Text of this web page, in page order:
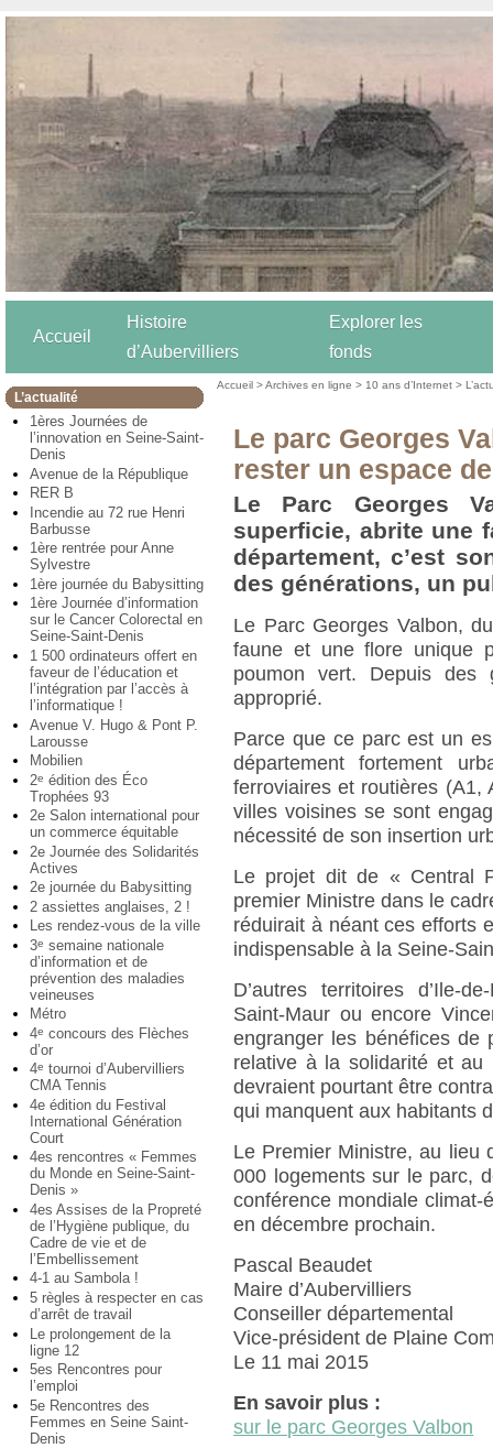
Accueil
Histoire
d’Aubervilliers
Explorer les
fonds
L’actualité
1ères Journées de
l’innovation en Seine-Saint-
Denis
Avenue de la République
RER B
Incendie au 72 rue Henri
Barbusse
1ère rentrée pour Anne
Sylvestre
1ère journée du Babysitting
1ère Journée d’information
sur le Cancer Colorectal en
Seine-Saint-Denis
1 500 ordinateurs offert en
faveur de l’éducation et
l’intégration par l’accès à
l’informatique !
Avenue V. Hugo & Pont P.
Larousse
Mobilien
2e édition des Éco
Trophées 93
2e Salon international pour
un commerce équitable
2e Journée des Solidarités
Actives
2e journée du Babysitting
2 assiettes anglaises, 2 !
Les rendez-vous de la ville
3e semaine nationale
d’information et de
prévention des maladies
veineuses
Métro
4e concours des Flèches
d’or
4e tournoi d’Aubervilliers
CMA Tennis
4e édition du Festival
International Génération
Court
4es rencontres « Femmes
du Monde en Seine-Saint-
Denis »
4es Assises de la Propreté
de l’Hygiène publique, du
Cadre de vie et de
l’Embellissement
4-1 au Sambola !
5 règles à respecter en cas
d’arrêt de travail
Le prolongement de la
ligne 12
5es Rencontres pour
l’emploi
5e Rencontres des
Femmes en Seine Saint-
Denis
Accueil >Archives en ligne > 10 ans d’Internet >
Le parc Georges
rester un espace
Le Parc Georges
superficie, abrite une
département, c’est
des générations, un
Le Parc Georges Valbon,
faune et une flore unique
poumon vert. Depuis des
approprié.
Parce que ce parc est un
département fortement
ferroviaires et routières (A1,
villes voisines se sont
nécessité de son insertion
Le projet dit de « Central
premier Ministre dans le
réduirait à néant ces efforts
indispensable à la Seine-
D’autres territoires d’Ile-
Saint-Maur ou encore
engranger les bénéfices de
relative à la solidarité et au
devraient pourtant être
qui manquent aux habitants
Le Premier Ministre, au lieu
000 logements sur le parc,
conférence mondiale
en décembre prochain.
Pascal Beaudet
Maire d’Aubervilliers
Conseiller départemental
Vice-président de Plaine
Le 11 mai 2015
En savoir plus :
sur le parc Georges Valbon